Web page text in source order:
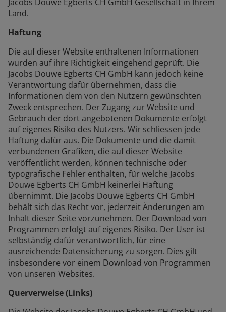
Land.
Haftung
Die auf dieser Website enthaltenen Informationen
wurden auf ihre Richtigkeit eingehend geprüft. Die
Jacobs Douwe Egberts CH GmbH kann jedoch keine
Verantwortung dafür übernehmen, dass die
Informationen dem von den Nutzern gewünschten
Zweck entsprechen. Der Zugang zur Website und
Gebrauch der dort angebotenen Dokumente erfolgt
auf eigenes Risiko des Nutzers. Wir schliessen jede
Haftung dafür aus. Die Dokumente und die damit
verbundenen Grafiken, die auf dieser Website
veröffentlicht werden, können technische oder
typografische Fehler enthalten, für welche Jacobs
Douwe Egberts CH GmbH keinerlei Haftung
übernimmt. Die Jacobs Douwe Egberts CH GmbH
behält sich das Recht vor, jederzeit Änderungen am
Inhalt dieser Seite vorzunehmen. Der Download von
Programmen erfolgt auf eigenes Risiko. Der User ist
selbständig dafür verantwortlich, für eine
ausreichende Datensicherung zu sorgen. Dies gilt
insbesondere vor einem Download von Programmen
von unseren Websites.
Querverweise (Links)